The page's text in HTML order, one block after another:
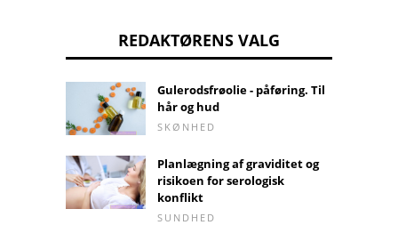
REDAKTØRENS VALG
Gulerodsfrøolie - påføring. Til
hår og hud
SKØNHED
Planlægning af graviditet og
risikoen for serologisk
konflikt
SUNDHED